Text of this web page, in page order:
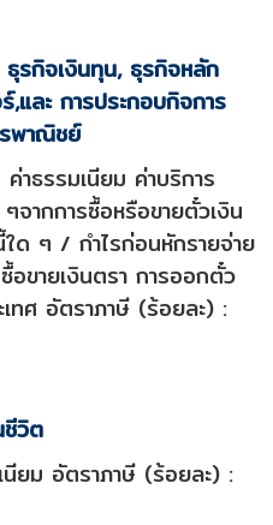
รกิจเงินทุน, ธุรกิจหลัก
และ การประกอบกิจการ
พาณิชย์
ธรรมเนียม ค่าบริการ
จากการซื้อหรือขายตั๋วเงิน
ด ๆ / กำไรก่อนหักรายจ่าย
อขายเงินตรา การออกตั๋ว
เทศ อัตราภาษี (ร้อยละ) :
วิต
ยม อัตราภาษี (ร้อยละ) :